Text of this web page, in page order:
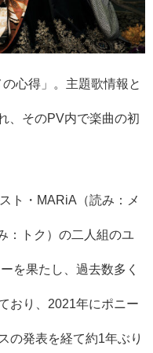
心得」。主題歌情報と
、そのPV内で楽曲の初
ト・MARiA（読み：メ
：トク）の二人組のユ
を果たし、過去数多く
おり、2021年にポニー
の発表を経て約1年ぶり